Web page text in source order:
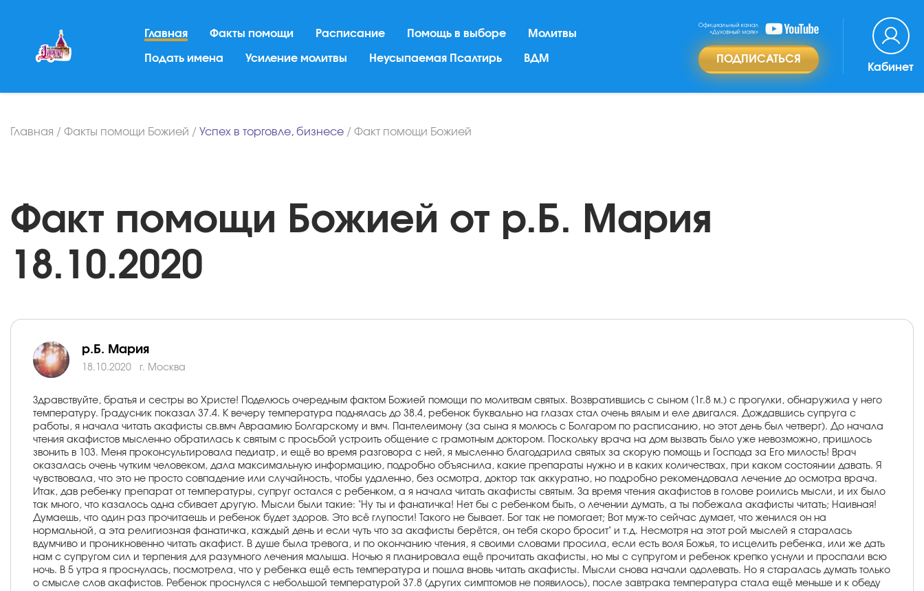
Главная Факты помощи Расписание Помощь в выборе Молитвы
Подать имена Усиление молитвы Неусыпаемая Псалтирь ВДМ ПОДПИСАТЬСЯ
Кабинет
Главная / Факты помощи Божией / Успех в торговле, бизнесе / Факт помощи Божией
Факт помощи Божией от р.Б. Мария
18.10.2020
р.Б. Мария
18.10.2020 г. Москва
Здравствуйте, братья и сестры во Христе! Поделюсь очередным фактом Божией помощи по молитвам святых. Возвратившись с сыном (1г.8 м.) с прогулки, обнаружила у него
температуру. Градусник показал 37.4. К вечеру температура поднялась до 38.4, ребенок буквально на глазах стал очень вялым и еле двигался. Дождавшись супруга с
работы, я начала читать акафисты св.вмч Авраамию Болгарскому и вмч. Пантелеимону (за сына я молюсь с Болгаром по расписанию, но этот день был четверг). До начала
чтения акафистов мысленно обратилась к святым с просьбой устроить общение с грамотным доктором. Поскольку врача на дом вызвать было уже невозможно, пришлось
звонить в 103. Меня проконсультировала педиатр, и ещё во время разговора с ней, я мысленно благодарила святых за скорую помощь и Господа за Его милость! Врач
оказалась очень чутким человеком, дала максимальную информацию, подробно объяснила, какие препараты нужно и в каких количествах, при каком состоянии давать. Я
чувствовала, что это не просто совпадение или случайность, чтобы удаленно, без осмотра, доктор так аккуратно, но подробно рекомендовала лечение до осмотра врача.
Итак, дав ребенку препарат от температуры, супруг остался с ребенком, а я начала читать акафисты святым. За время чтения акафистов в голове роились мысли, и их было
так много, что казалось одна сбивает другую. Мысли были такие: "Ну ты и фанатичка! Нет бы с ребенком быть, о лечении думать, а ты побежала акафисты читать; Наивная!
Думаешь, что один раз прочитаешь и ребенок будет здоров. Это всё глупости! Такого не бывает. Бог так не помогает; Вот муж-то сейчас думает, что женился он на
нормальной, а эта религиозная фанатичка, каждый день и если чуть что за акафисты берётся, он тебя скоро бросит" и т.д. Несмотря на этот рой мыслей я старалась
вдумчиво и проникновенно читать акафист. В душе была тревога, и по окончанию чтения, я своими словами просила, если есть воля Божья, то исцелить ребенка, или же дать
нам с супругом сил и терпения для разумного лечения малыша. Ночью я планировала ещё прочитать акафисты, но мы с супругом и ребенок крепко уснули и проспали всю
ночь. В 5 утра я проснулась, посмотрела, что у ребенка ещё есть температура и пошла вновь читать акафисты. Мысли снова начали одолевать. Но я старалась думать только
о смысле слов акафистов. Ребенок проснулся с небольшой температурой 37.8 (других симптомов не появилось), после завтрака температура стала ещё меньше и к обеду